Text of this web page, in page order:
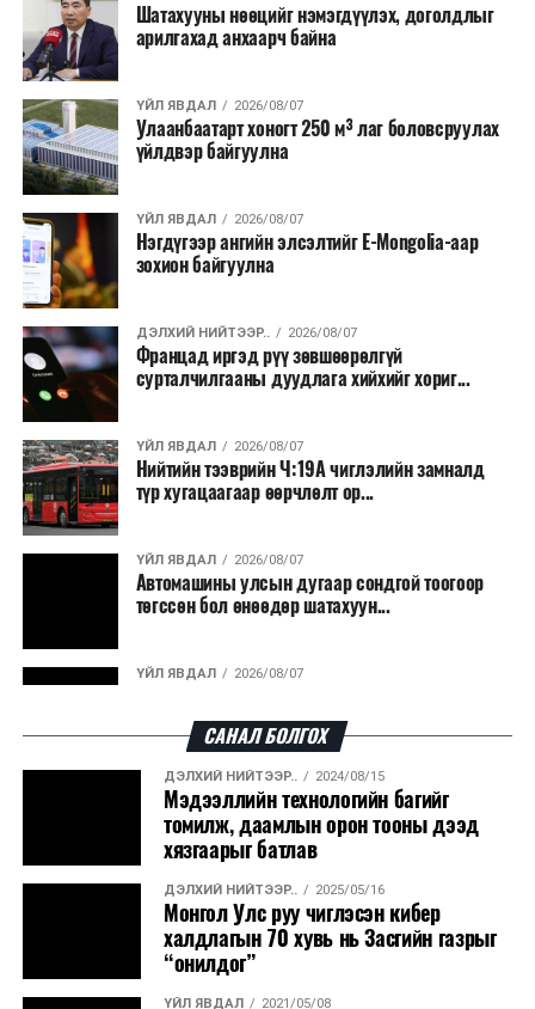
өдрүүдэд агаарын температур дахин огцом
нэмэгдэж, хуурайшилт эрчимжих төлөвтэй байгааг
анхааруулсан бөгөөд энэ нь гал унтраах ажиллагаанд
шинэ сорилт учруулж болзошгүйг онцолжээ.
Шатахууны нөөцийг нэмэгдүүлэх, доголдлыг
арилгахад анхаарч байна
ҮЙЛ ЯВДАЛ 2026/08/07
Улаанбаатарт хоногт 250 м³ лаг боловсруулах
үйлдвэр байгуулна
ҮЙЛ ЯВДАЛ 2026/08/07
Нэгдүгээр ангийн элсэлтийг E-Mongolia-аар
зохион байгуулна
ДЭЛХИЙ НИЙТЭЭР.. 2026/08/07
Францад иргэд рүү зөвшөөрөлгүй
сурталчилгааны дуудлага хийхийг хориг...
ҮЙЛ ЯВДАЛ 2026/08/07
Нийтийн тээврийн Ч:19А чиглэлийн замналд
түр хугацаагаар өөрчлөлт ор...
ҮЙЛ ЯВДАЛ 2026/08/07
Автомашины улсын дугаар сондгой тоогоор
төгссөн бол өнөөдөр шатахуун...
ҮЙЛ ЯВДАЛ 2026/08/07
ДЭЛХИЙ НИЙТЭЭР..
“Уралдронзавод” компанийн ерөнхий
захирлын автомашиныг дэлбэлжээ...
ҮЙЛ ЯВДАЛ 2026/08/06
Сүхбаатар боомтоор тав хоногт 10 мянга гаруй
тонн АИ-92 автобензин и...
САНАЛ БОЛГОХ
ДЭЛХИЙ НИЙТЭЭР.. 2024/08/15
Мэдээллийн технологийн багийг
томилж, даамлын орон тооны дээд
хязгаарыг батлав
ДЭЛХИЙ НИЙТЭЭР.. 2025/05/16
Монгол Улс руу чиглэсэн кибер
халдлагын 70 хувь нь Засгийн газрыг
“онилдог”
ҮЙЛ ЯВДАЛ 2021/05/08